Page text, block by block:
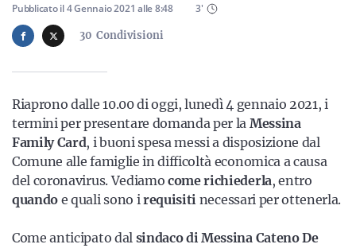
Servizi
Resta sempre aggiornato con le ultime news, iscriviti alla
nostra newsletter
Iscriviti
30 Condivisioni
Pubblicato il4 Gennaio 2021 alle8:48 3'
Riaprono dalle 10.00 di oggi, lunedì 4 gennaio 2021, i
termini per presentare domanda per la Messina
Family Card, i buoni spesa messi a disposizione dal
Comune alle famiglie in difficoltà economica a causa
del coronavirus. Vediamo come richiederla, entro
quando e quali sono irequisiti necessari per ottenerla.
Come anticipato dal sindaco di Messina Cateno De